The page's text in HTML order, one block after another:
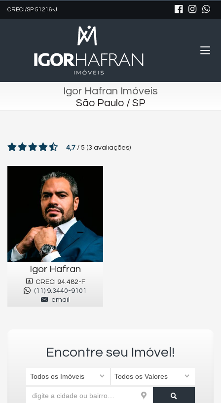
CRECI/SP 51216-J
Igor Hafran Imóveis
São Paulo / SP
4,7 / 5 (3 avaliações)
Igor Hafran
CRECI 94.482-F
(11) 9.3440-9101
email
Encontre seu Imóvel!
Todos os Imóveis Todos os Valores